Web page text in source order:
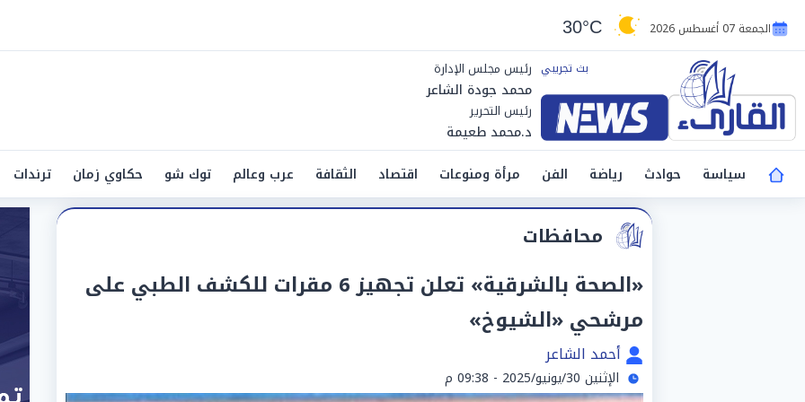
الجمعة 07 أغسطس 2026 30°C
رئيس مجلس الإدارة
محمد جودة الشاعر
رئيس التحرير
د.محمد طعيمة
سياسة
حوادث رياضة الفن مرأة ومنوعات اقتصاد الثقافة عرب وعالم توك شو حكاوي زمان ترندات
محافظات
«الصحة بالشرقية» تعلن تجهيز 6 مقرات للكشف الطبي على
مرشحي «الشيوخ»
أحمد الشاعر
الإثنين 30/يونيو/2025 - 09:38 م